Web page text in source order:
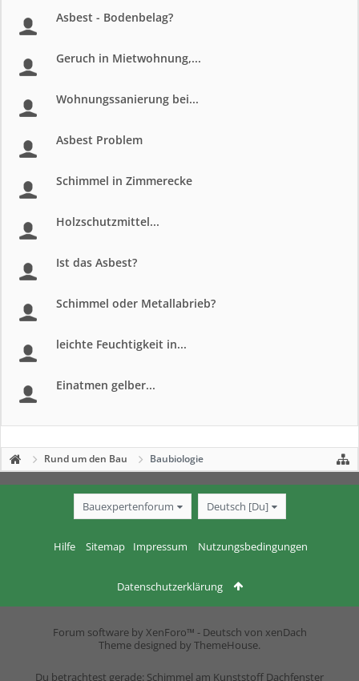
Asbest - Bodenbelag?
Geruch in Mietwohnung,...
Wohnungssanierung bei...
Asbest Problem
Schimmel in Zimmerecke
Holzschutzmittel...
Ist das Asbest?
Schimmel oder Metallabrieb?
leichte Feuchtigkeit in...
Einatmen gelber...
Rund um den Bau Baubiologie
Bauexpertenforum Deutsch [Du]
Hilfe Sitemap Impressum Nutzungsbedingungen
Datenschutzerklärung
Forum software by XenForo™ - Deutsch von xenDach
Theme designed by ThemeHouse.
Du betrachtest gerade: Schimmel am Kunststoff Dachfenster